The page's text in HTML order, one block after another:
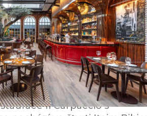
Il Carpaccio s